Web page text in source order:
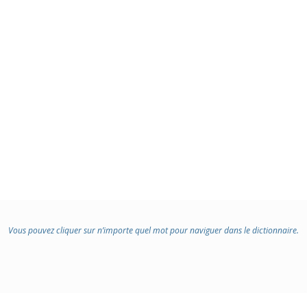
Vous pouvez cliquer sur n’importe quel mot pour naviguer dans le dictionnaire.